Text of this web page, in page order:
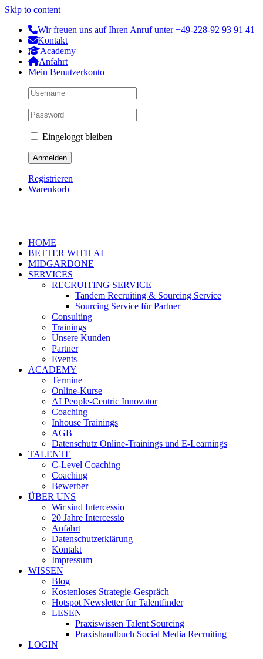
Skip to content
Wir freuen uns auf Ihren Anruf unter +49-228-92 93 91 41
Kontakt
Academy
Anfahrt
Mein Benutzerkonto
Eingeloggt bleiben
Registrieren
Warenkorb
HOME
BETTER WITH AI
MIDGARDONE
SERVICES
RECRUITING SERVICE
Tandem Recruiting & Sourcing Service
Sourcing Service für Partner
Consulting
Trainings
Unsere Kunden
Partner
Events
ACADEMY
Termine
Online-Kurse
AI People-Centric Innovator
Coaching
Inhouse Trainings
AGB
Datenschutz Online-Trainings und E-Learnings
TALENTE
C-Level Coaching
Coaching
Bewerber
ÜBER UNS
Wir sind Intercessio
20 Jahre Intercessio
Anfahrt
Datenschutzerklärung
Kontakt
Impressum
WISSEN
Blog
Kostenloses Strategie-Gespräch
Hotspot Newsletter für Talentfinder
LESEN
Praxiswissen Talent Sourcing
Praxishandbuch Social Media Recruiting
LOGIN